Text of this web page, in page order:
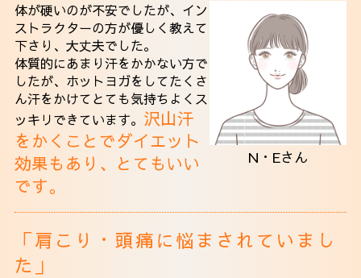
N・Eさん
体が硬いのが不安でしたが、イン
ストラクターの方が優しく教えて
下さり、大丈夫でした。
体質的にあまり汗をかかない方で
したが、ホットヨガをしてたくさ
ん汗をかけてとても気持ちよくス
ッキリできています。 沢山汗
をかくことでダイエット
効果もあり、とてもいい
です。
「肩こり・頭痛に悩まされていまし
た」